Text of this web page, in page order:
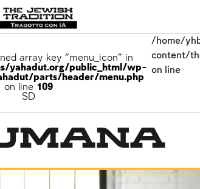
array key "menu_icon" in
yahadut.org/public_html/wp-
parts/header/menu.php
on line 109
SD
/home/
content/
on line